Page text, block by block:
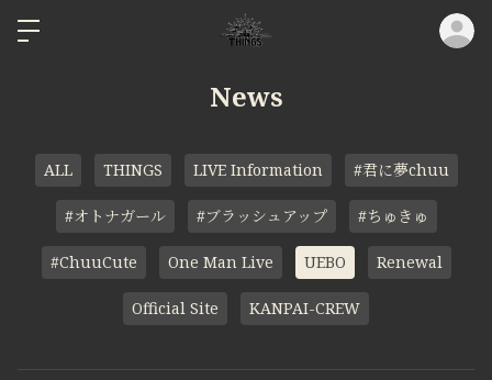
News
ALL THINGS LIVE Information #君に夢chuu
#オトナガール #ブラッシュアップ #ちゅきゅ
#ChuuCute One Man Live UEBO Renewal
Official Site KANPAI-CREW